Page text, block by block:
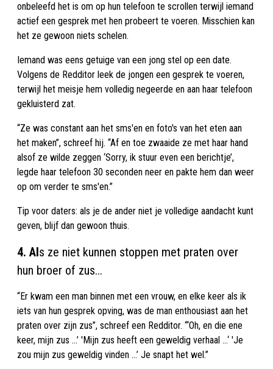
onbeleefd het is om op hun telefoon te scrollen terwijl iemand
actief een gesprek met hen probeert te voeren. Misschien kan
het ze gewoon niets schelen.
Iemand was eens getuige van een jong stel op een date.
Volgens de Redditor leek de jongen een gesprek te voeren,
terwijl het meisje hem volledig negeerde en aan haar telefoon
gekluisterd zat.
“Ze was constant aan het sms'en en foto's van het eten aan
het maken”, schreef hij. “Af en toe zwaaide ze met haar hand
alsof ze wilde zeggen ‘Sorry, ik stuur even een berichtje’,
legde haar telefoon 30 seconden neer en pakte hem dan weer
op om verder te sms'en.”
Tip voor daters: als je de ander niet je volledige aandacht kunt
geven, blijf dan gewoon thuis.
4. Als ze niet kunnen stoppen met praten over
hun broer of zus...
“Er kwam een man binnen met een vrouw, en elke keer als ik
iets van hun gesprek opving, was de man enthousiast aan het
praten over zijn zus”, schreef een Redditor. “‘Oh, en die ene
keer, mijn zus ...’ 'Mijn zus heeft een geweldig verhaal ...‘ 'Je
zou mijn zus geweldig vinden ...’ Je snapt het wel.”